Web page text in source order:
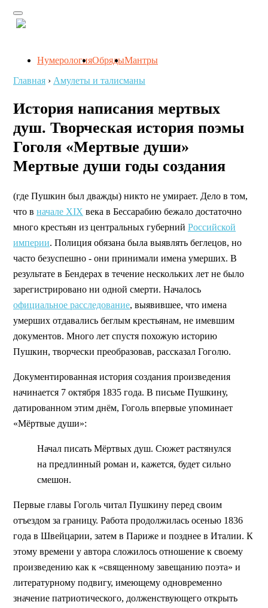
НумерологияОбрядыМантры
Главная › Амулеты и талисманы
История написания мертвых
душ. Творческая история поэмы
Гоголя «Мертвые души»
Мертвые души годы создания
(где Пушкин был дважды) никто не умирает. Дело в том,
что в начале XIX века в Бессарабию бежало достаточно
много крестьян из центральных губерний Российской
империи. Полиция обязана была выявлять беглецов, но
часто безуспешно - они принимали имена умерших. В
результате в Бендерах в течение нескольких лет не было
зарегистрировано ни одной смерти. Началось
официальное расследование, выявившее, что имена
умерших отдавались беглым крестьянам, не имевшим
документов. Много лет спустя похожую историю
Пушкин, творчески преобразовав, рассказал Гоголю.
Документированная история создания произведения
начинается 7 октября 1835 года. В письме Пушкину,
датированном этим днём, Гоголь впервые упоминает
«Мёртвые души»:
Начал писать Мёртвых душ. Сюжет растянулся
на предлинный роман и, кажется, будет сильно
смешон.
Первые главы Гоголь читал Пушкину перед своим
отъездом за границу. Работа продолжилась осенью 1836
года в Швейцарии, затем в Париже и позднее в Италии. К
этому времени у автора сложилось отношение к своему
произведению как к «священному завещанию поэта» и
литературному подвигу, имеющему одновременно
значение патриотического, долженствующего открыть